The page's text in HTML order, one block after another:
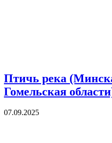
Птичь река
Гомельская
07.09.2025